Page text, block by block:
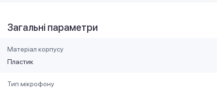
Загальні параметри
Матеріал корпусу
Пластик
Тип мікрофону